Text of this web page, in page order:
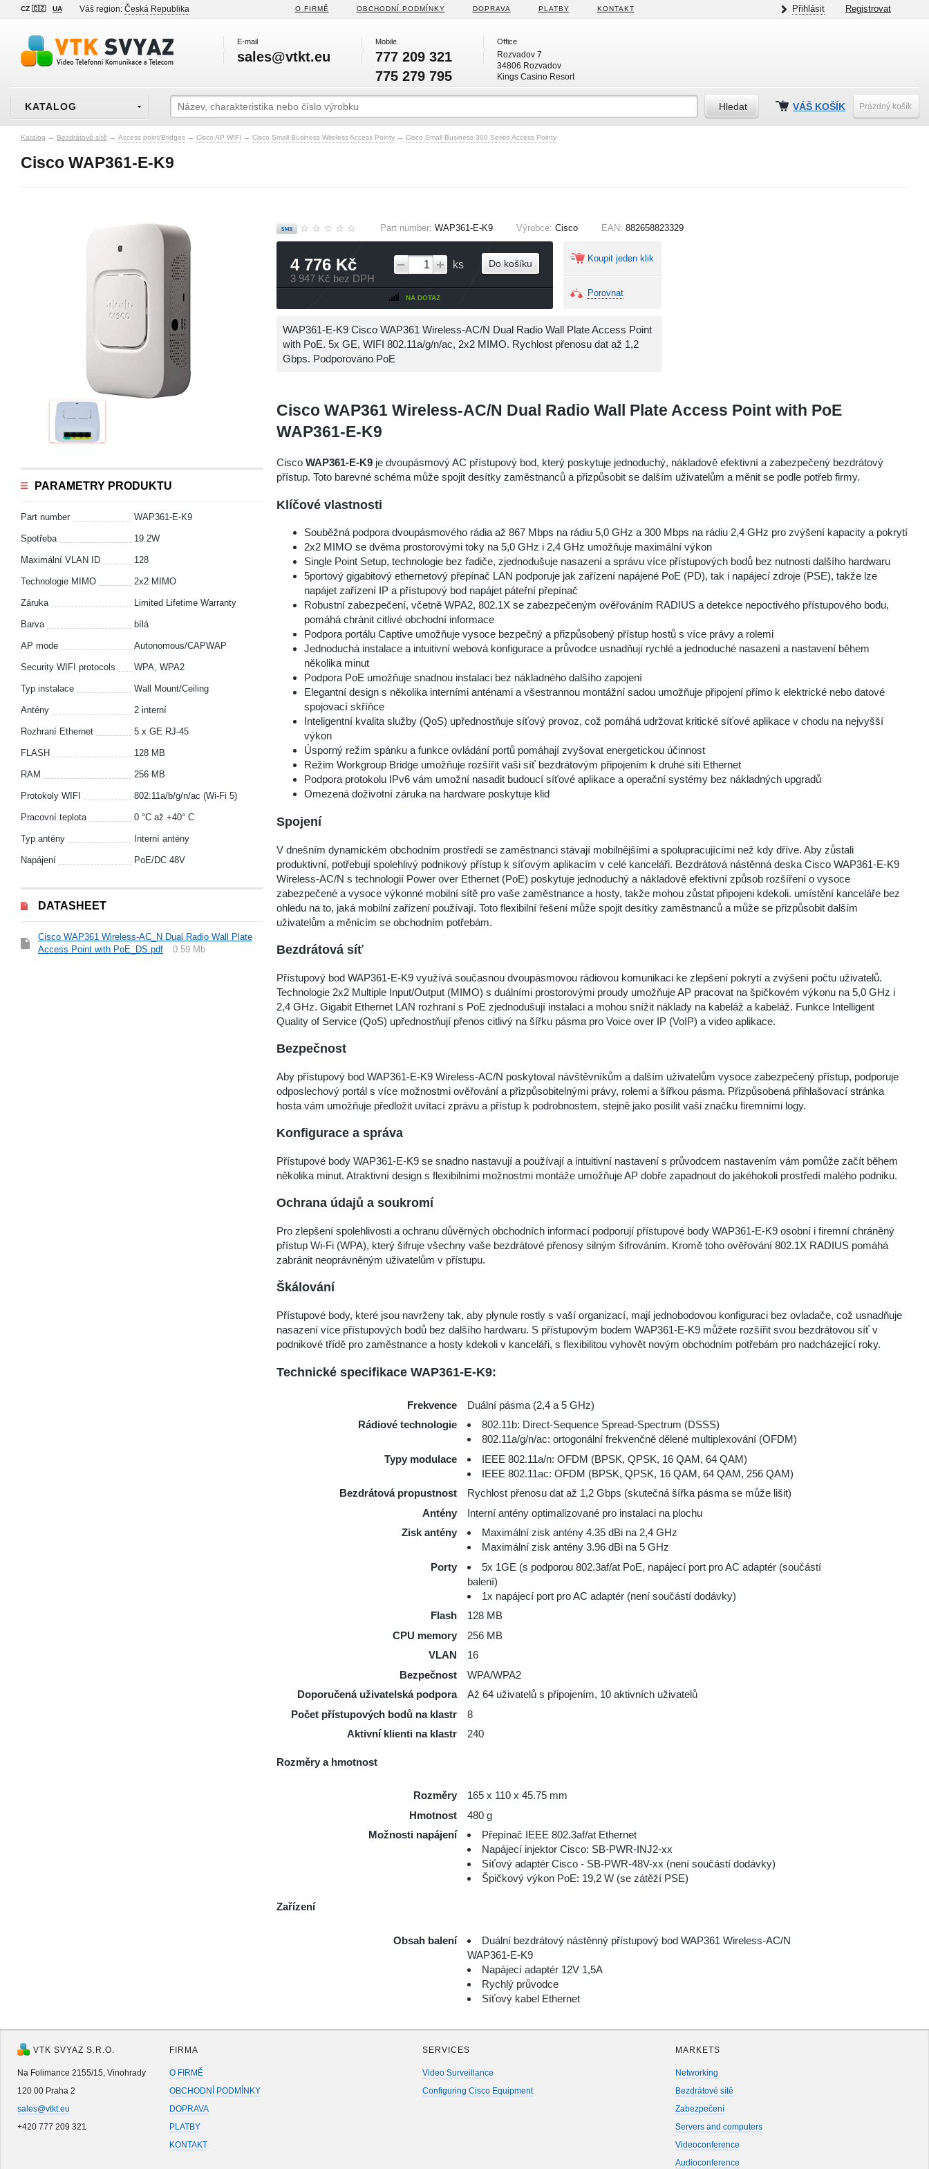
CZ 🇨🇿 UA Váš region: Česká Republika O FIRMĚ OBCHODNÍ PODMÍNKY DOPRAVA PLATBY KONTAKT Přihlásit Registrovat
E-mail
sales@vtkt.eu
Mobile
777 209 321
775 279 795
Office
Rozvadov 7
34806 Rozvadov
Kings Casino Resort
KATALOG VÁŠ KOŠÍK Prázdný košík
Katalog → Bezdrátové sítě → Access point/Bridges → Cisco AP WIFI → Cisco Small Business Wireless Access Pointy → Cisco Small Business 300 Series Access Pointy
Cisco WAP361-E-K9
PARAMETRY PRODUKTU
Part number WAP361-E-K9
Spotřeba 19.2W
Maximální VLAN ID 128
Technologie MIMO 2x2 MIMO
Záruka Limited Lifetime Warranty
Barva bílá
AP mode Autonomous/CAPWAP
Security WIFI protocols WPA, WPA2
Typ instalace Wall Mount/Ceiling
Antény 2 interní
Rozhraní Ethernet 5 x GE RJ-45
FLASH 128 MB
RAM 256 MB
Protokoly WIFI 802.11a/b/g/n/ac (Wi-Fi 5)
Pracovní teplota 0 °C až +40° C
Typ antény Interní antény
Napájení PoE/DC 48V
DATASHEET
Cisco WAP361 Wireless-AC_N Dual Radio Wall Plate
Access Point with PoE_DS.pdf
0.59 Mb
Part number: WAP361-E-K9 Výrobce: Cisco EAN: 882658823329
4 776 Kč
3 947 Kč bez DPH
ks
NA DOTAZ
Do košíku Koupit jeden klik
Porovnat
WAP361-E-K9 Cisco WAP361 Wireless-AC/N Dual Radio Wall Plate Access Point
with PoE. 5x GE, WIFI 802.11a/g/n/ac, 2x2 MIMO. Rychlost přenosu dat až 1,2
Gbps. Podporováno PoE
Cisco WAP361 Wireless-AC/N Dual Radio Wall Plate Access Point with PoE
WAP361-E-K9
Cisco WAP361-E-K9 je dvoupásmový AC přístupový bod, který poskytuje jednoduchý, nákladově efektivní a zabezpečený bezdrátový
přístup. Toto barevné schéma může spojit desítky zaměstnanců a přizpůsobit se dalším uživatelům a měnit se podle potřeb firmy.
Klíčové vlastnosti
Souběžná podpora dvoupásmového rádia až 867 Mbps na rádiu 5,0 GHz a 300 Mbps na rádiu 2,4 GHz pro zvýšení kapacity a pokrytí
2x2 MIMO se dvěma prostorovými toky na 5,0 GHz i 2,4 GHz umožňuje maximální výkon
Single Point Setup, technologie bez řadiče, zjednodušuje nasazení a správu více přístupových bodů bez nutnosti dalšího hardwaru
5portový gigabitový ethernetový přepínač LAN podporuje jak zařízení napájené PoE (PD), tak i napájecí zdroje (PSE), takže lze
napájet zařízení IP a přístupový bod napájet páteřní přepínač
Robustní zabezpečení, včetně WPA2, 802.1X se zabezpečeným ověřováním RADIUS a detekce nepoctivého přístupového bodu,
pomáhá chránit citlivé obchodní informace
Podpora portálu Captive umožňuje vysoce bezpečný a přizpůsobený přístup hostů s více právy a rolemi
Jednoduchá instalace a intuitivní webová konfigurace a průvodce usnadňují rychlé a jednoduché nasazení a nastavení během
několika minut
Podpora PoE umožňuje snadnou instalaci bez nákladného dalšího zapojení
Elegantní design s několika interními anténami a všestrannou montážní sadou umožňuje připojení přímo k elektrické nebo datové
spojovací skříňce
Inteligentní kvalita služby (QoS) upřednostňuje síťový provoz, což pomáhá udržovat kritické síťové aplikace v chodu na nejvyšší
výkon
Úsporný režim spánku a funkce ovládání portů pomáhají zvyšovat energetickou účinnost
Režim Workgroup Bridge umožňuje rozšířit vaši síť bezdrátovým připojením k druhé síti Ethernet
Podpora protokolu IPv6 vám umožní nasadit budoucí síťové aplikace a operační systémy bez nákladných upgradů
Omezená doživotní záruka na hardware poskytuje klid
Spojení
V dnešním dynamickém obchodním prostředí se zaměstnanci stávají mobilnějšími a spolupracujícími než kdy dříve. Aby zůstali
produktivní, potřebují spolehlivý podnikový přístup k síťovým aplikacím v celé kanceláři. Bezdrátová nástěnná deska Cisco WAP361-E-K9
Wireless-AC/N s technologií Power over Ethernet (PoE) poskytuje jednoduchý a nákladově efektivní způsob rozšíření o vysoce
zabezpečené a vysoce výkonné mobilní sítě pro vaše zaměstnance a hosty, takže mohou zůstat připojeni kdekoli. umístění kanceláře bez
ohledu na to, jaká mobilní zařízení používají. Toto flexibilní řešení může spojit desítky zaměstnanců a může se přizpůsobit dalším
uživatelům a měnícím se obchodním potřebám.
Bezdrátová síť
Přístupový bod WAP361-E-K9 využívá současnou dvoupásmovou rádiovou komunikaci ke zlepšení pokrytí a zvýšení počtu uživatelů.
Technologie 2x2 Multiple Input/Output (MIMO) s duálními prostorovými proudy umožňuje AP pracovat na špičkovém výkonu na 5,0 GHz i
2,4 GHz. Gigabit Ethernet LAN rozhraní s PoE zjednodušují instalaci a mohou snížit náklady na kabeláž a kabeláž. Funkce Intelligent
Quality of Service (QoS) upřednostňují přenos citlivý na šířku pásma pro Voice over IP (VoIP) a video aplikace.
Bezpečnost
Aby přístupový bod WAP361-E-K9 Wireless-AC/N poskytoval návštěvníkům a dalším uživatelům vysoce zabezpečený přístup, podporuje
odposlechový portál s více možnostmi ověřování a přizpůsobitelnými právy, rolemi a šířkou pásma. Přizpůsobená přihlašovací stránka
hosta vám umožňuje předložit uvítací zprávu a přístup k podrobnostem, stejně jako posílit vaši značku firemními logy.
Konfigurace a správa
Přístupové body WAP361-E-K9 se snadno nastavují a používají a intuitivní nastavení s průvodcem nastavením vám pomůže začít během
několika minut. Atraktivní design s flexibilními možnostmi montáže umožňuje AP dobře zapadnout do jakéhokoli prostředí malého podniku.
Ochrana údajů a soukromí
Pro zlepšení spolehlivosti a ochranu důvěrných obchodních informací podporují přístupové body WAP361-E-K9 osobní i firemní chráněný
přístup Wi-Fi (WPA), který šifruje všechny vaše bezdrátové přenosy silným šifrováním. Kromě toho ověřování 802.1X RADIUS pomáhá
zabránit neoprávněným uživatelům v přístupu.
Škálování
Přístupové body, které jsou navrženy tak, aby plynule rostly s vaší organizací, mají jednobodovou konfiguraci bez ovladače, což usnadňuje
nasazení více přístupových bodů bez dalšího hardwaru. S přístupovým bodem WAP361-E-K9 můžete rozšířit svou bezdrátovou síť v
podnikové třídě pro zaměstnance a hosty kdekoli v kanceláři, s flexibilitou vyhovět novým obchodním potřebám pro nadcházející roky.
Technické specifikace WAP361-E-K9:
Frekvence
Duální pásma (2,4 a 5 GHz)
Rádiové technologie
802.11b: Direct-Sequence Spread-Spectrum (DSSS)
802.11a/g/n/ac: ortogonální frekvenčně dělené multiplexování (OFDM)
Typy modulace
IEEE 802.11a/n: OFDM (BPSK, QPSK, 16 QAM, 64 QAM)
IEEE 802.11ac: OFDM (BPSK, QPSK, 16 QAM, 64 QAM, 256 QAM)
Bezdrátová propustnost
Rychlost přenosu dat až 1,2 Gbps (skutečná šířka pásma se může lišit)
Antény
Interní antény optimalizované pro instalaci na plochu
Zisk antény
Maximální zisk antény 4.35 dBi na 2,4 GHz
Maximální zisk antény 3.96 dBi na 5 GHz
Porty
5x 1GE (s podporou 802.3af/at PoE, napájecí port pro AC adaptér (součástí
balení)
1x napájecí port pro AC adaptér (není součástí dodávky)
Flash
128 MB
CPU memory
256 MB
VLAN
16
Bezpečnost
WPA/WPA2
Doporučená uživatelská podpora
Až 64 uživatelů s připojením, 10 aktivních uživatelů
Počet přístupových bodů na klastr
8
Aktivní klienti na klastr
240
Rozměry a hmotnost
Rozměry
165 x 110 x 45.75 mm
Hmotnost
480 g
Možnosti napájení
Přepínač IEEE 802.3af/at Ethernet
Napájecí injektor Cisco: SB-PWR-INJ2-xx
Síťový adaptér Cisco - SB-PWR-48V-xx (není součástí dodávky)
Špičkový výkon PoE: 19,2 W (se zátěží PSE)
Zařízení
Obsah balení
Duální bezdrátový nástěnný přístupový bod WAP361 Wireless-AC/N
WAP361-E-K9
Napájecí adaptér 12V 1,5A
Rychlý průvodce
Síťový kabel Ethernet
VTK SVYAZ S.R.O.
Na Folimance 2155/15, Vinohrady
120 00 Praha 2
sales@vtkt.eu
+420 777 209 321
FIRMA
O FIRMĚ
OBCHODNÍ PODMÍNKY
DOPRAVA
PLATBY
KONTAKT
SERVICES
Video Surveillance
Configuring Cisco Equipment
MARKETS
Networking
Bezdrátové sítě
Zabezpečení
Servers and computers
Videoconference
Audioconference